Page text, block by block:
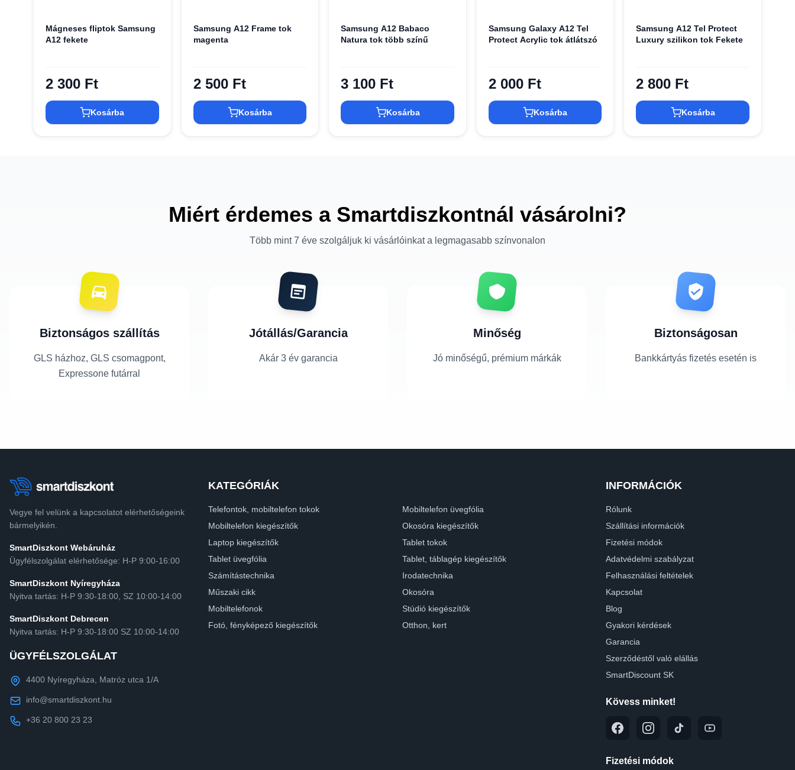
Mágneses fliptok Samsung
A12 fekete
2 300 Ft
Kosárba
Samsung A12 Frame tok
magenta
2 500 Ft
Kosárba
Samsung A12 Babaco
Natura tok több színű
3 100 Ft
Kosárba
Samsung Galaxy A12 Tel
Protect Acrylic tok átlátszó
2 000 Ft
Kosárba
Samsung A12 Tel Protect
Luxury szilikon tok Fekete
2 800 Ft
Kosárba
Miért érdemes a Smartdiszkontnál vásárolni?
Több mint 7 éve szolgáljuk ki vásárlóinkat a legmagasabb színvonalon
Biztonságos szállítás
GLS házhoz, GLS csomagpont,
Expressone futárral
Jótállás/Garancia
Akár 3 év garancia
Minőség
Jó minőségű, prémium márkák
Biztonságosan
Bankkártyás fizetés esetén is
Vegye fel velünk a kapcsolatot elérhetőségeink
bármelyikén.
SmartDiszkont Webáruház
Ügyfélszolgálat elérhetősége: H-P 9:00-16:00
SmartDiszkont Nyíregyháza
Nyitva tartás: H-P 9:30-18:00, SZ 10:00-14:00
SmartDiszkont Debrecen
Nyitva tartás: H-P 9:30-18:00 SZ 10:00-14:00
ÜGYFÉLSZOLGÁLAT
4400 Nyíregyháza, Matróz utca 1/A
info@smartdiszkont.hu
+36 20 800 23 23
KATEGÓRIÁK
Telefontok, mobiltelefon tokok
Mobiltelefon üvegfólia
Mobiltelefon kiegészítők
Okosóra kiegészítők
Laptop kiegészítők
Tablet tokok
Tablet üvegfólia
Tablet, táblagép kiegészítők
Számítástechnika
Irodatechnika
Műszaki cikk
Okosóra
Mobiltelefonok
Stúdió kiegészítők
Fotó, fényképező kiegészítők
Otthon, kert
INFORMÁCIÓK
Rólunk
Szállítási információk
Fizetési módok
Adatvédelmi szabályzat
Felhasználási feltételek
Kapcsolat
Blog
Gyakori kérdések
Garancia
Szerződéstől való elállás
SmartDiscount SK
Kövess minket!
Fizetési módok